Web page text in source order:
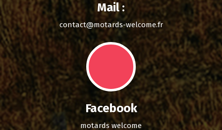
Mail :
contact@motards-welcome.fr
Facebook
motards welcome